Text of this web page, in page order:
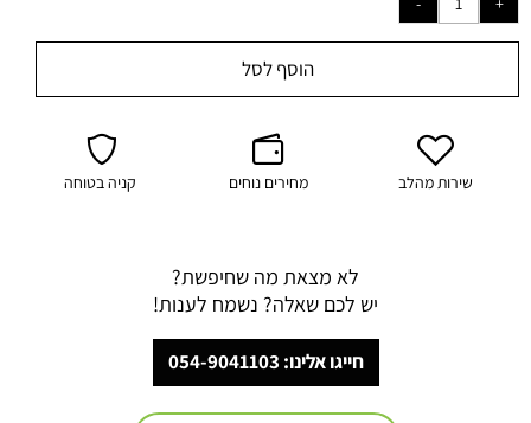
הוסף לסל
שירות מהלב מחירים נוחים קניה בטוחה
לא מצאת מה שחיפשת?
יש לכם שאלה? נשמח לענות!
חייגו אלינו: 054-9041103